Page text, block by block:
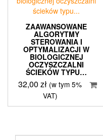
ZAAWANSOWANE
ALGORYTMY
STEROWANIA I
OPTYMALIZACJI W
BIOLOGICZNEJ
OCZYSZCZALNI
ŚCIEKÓW TYPU…
32,00zł (w tym 5%
VAT)